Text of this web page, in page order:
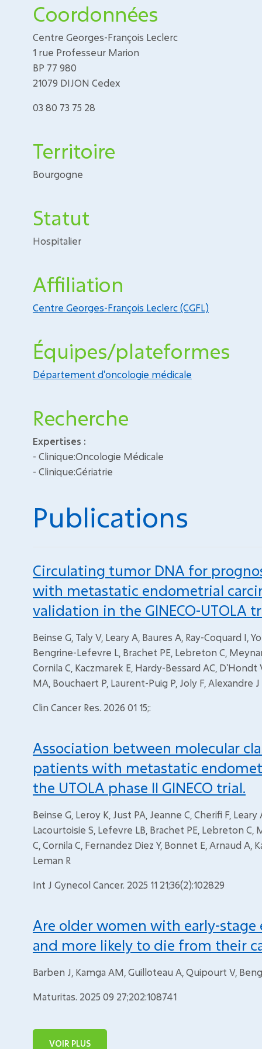
Coordonnées
Centre Georges-François Leclerc
1 rue Professeur Marion
BP 77 980
21079 DIJON Cedex
03 80 73 75 28
Territoire
Bourgogne
Statut
Hospitalier
Affiliation
Centre Georges-François Leclerc (CGFL)
Équipes/plateformes
Département d'oncologie médicale
Recherche
Expertises :
- Clinique:Oncologie Médicale
- Clinique:Gériatrie
Publications
Circulating tumor DNA for
with metastatic endometrial
validation in the GINECO-UTOLA
Beinse G, Taly V, Leary A, Baures A, Ray-Coquard I,
Bengrine-Lefevre L, Brachet PE, Lebreton C,
Cornila C, Kaczmarek E, Hardy-Bessard AC,
MA, Bouchaert P, Laurent-Puig P, Joly F, Alexandre J
Clin Cancer Res. 2026 01 15;:
Association between molecular
patients with metastatic
the UTOLA phase II GINECO trial.
Beinse G, Leroy K, Just PA, Jeanne C, Cherifi F,
Lacourtoisie S, Lefevre LB, Brachet PE, Lebreton C,
C, Cornila C, Fernandez Diez Y, Bonnet E, Arnaud A,
Leman R
Int J Gynecol Cancer. 2025 11 21;36(2):102829
Are older women with early-
and more likely to die from their
Barben J, Kamga AM, Guilloteau A, Quipourt V,
Maturitas. 2025 09 27;202:108741
VOIR PLUS